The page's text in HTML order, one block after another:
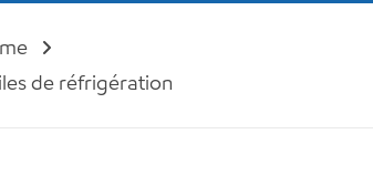
de réfrigération